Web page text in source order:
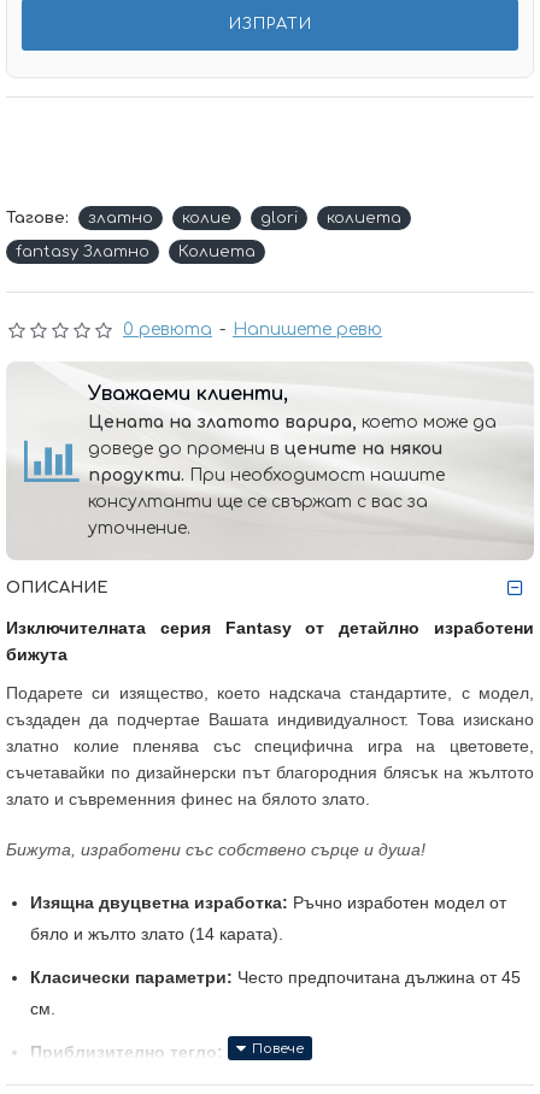
0 ревюта - Напишете ревю
Тагове: златно колие glori
колиета
fantasy Златно
Колиета
Уважаеми клиенти,
Цената на златото варира, което може да
доведе до промени в цените на някои
продукти. При необходимост нашите
консултанти ще се свържат с вас за
уточнение.
ОПИСАНИЕ
Изключителната серия Fantasy от детайлно изработени
бижута
Подарете си изящество, което надскача стандартите, с модел,
създаден да подчертае Вашата индивидуалност. Това изискано
златно колие пленява със специфична игра на цветовете,
съчетавайки по дизайнерски път благородния блясък на жълтото
злато и съвременния финес на бялото злато.
Бижута, изработени със собствено сърце и душа!
Изящна двуцветна изработка: Ръчно изработен модел от
бяло и жълто злато (14 карата).
Класически параметри: Често предпочитана дължина от 45
см.
Приблизително тегло: 6,34 гр.